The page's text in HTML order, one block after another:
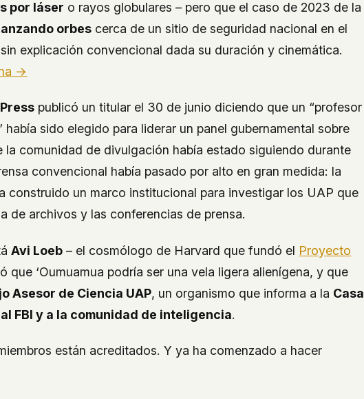
por láser o rayos globulares – pero que el caso de 2023 de la
orbes cerca de un sitio de seguridad nacional en el
explicación convencional dada su duración y cinemática.
→
publicó un titular el 30 de junio diciendo que un “profesor
había sido elegido para liderar un panel gubernamental sobre
la comunidad de divulgación había estado siguiendo durante
convencional había pasado por alto en gran medida: la
construido un marco institucional para investigar los UAP que
de archivos y las conferencias de prensa.
Avi Loeb – el cosmólogo de Harvard que fundó el Proyecto
que ‘Oumuamua podría ser una vela ligera alienígena, y que
Asesor de Ciencia UAP, un organismo que informa a la Casa
FBI y a la comunidad de inteligencia.
están acreditados. Y ya ha comenzado a hacer